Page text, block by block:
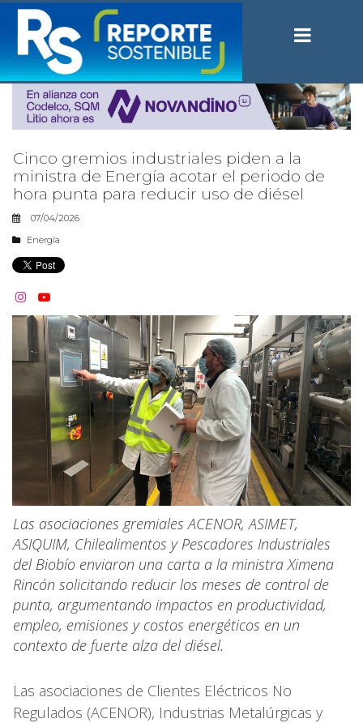
Cinco gremios industriales piden a la
ministra de Energía acotar el periodo de
hora punta para reducir uso de diésel
07/04/2026
Energía
 
Las asociaciones gremiales ACENOR, ASIMET,
ASIQUIM, Chilealimentos y Pescadores Industriales
del Biobío enviaron una carta a la ministra Ximena
Rincón solicitando reducir los meses de control de
punta, argumentando impactos en productividad,
empleo, emisiones y costos energéticos en un
contexto de fuerte alza del diésel.
Las asociaciones de Clientes Eléctricos No
Regulados (ACENOR), Industrias Metalúrgicas y